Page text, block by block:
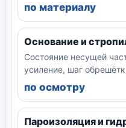
по материалу
Основание и
Состояние несущей
усиление, шаг
по осмотру
Пароизоляция и